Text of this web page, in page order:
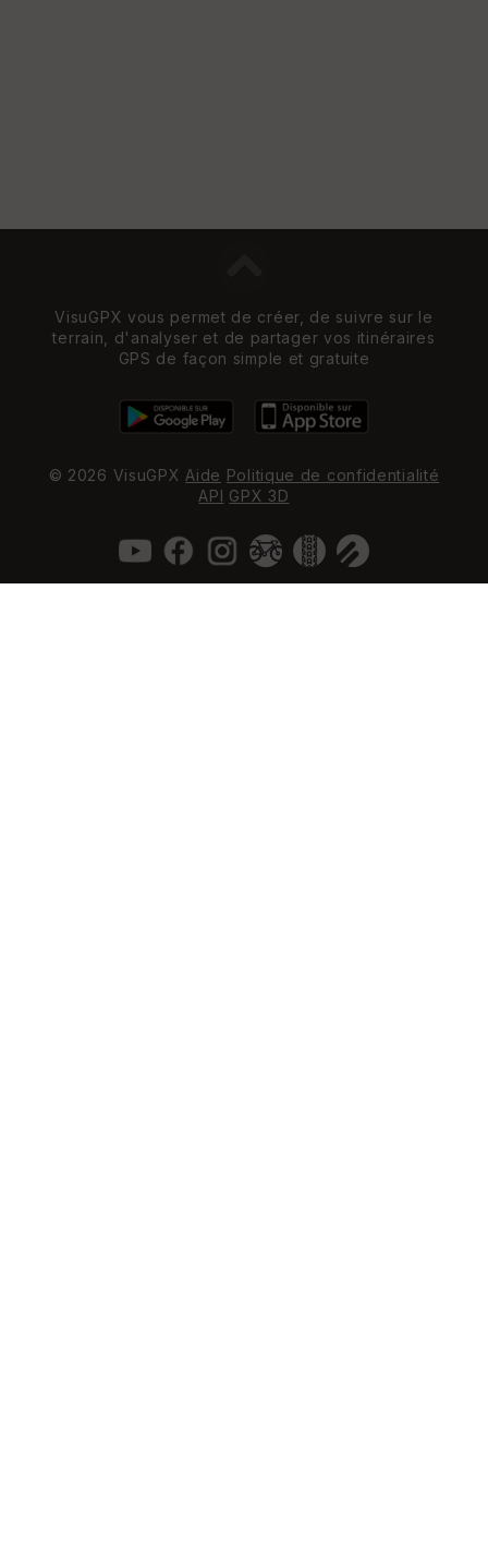
VisuGPX vous permet de créer, de suivre sur le
terrain, d'analyser et de partager vos itinéraires
GPS de façon simple et gratuite
© 2026 VisuGPX Aide Politique de confidentialité
API GPX 3D